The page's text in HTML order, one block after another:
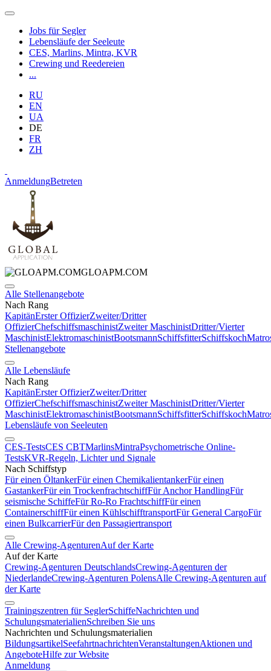
Jobs für Segler
Lebensläufe der Seeleute
CES, Marlins, Mintra, KVR
Crewing und Reedereien
...
RU
EN
UA
DE
FR
ZH
AnmeldungBetreten
GLOAPM.COM
Alle Stellenangebote
Nach Rang
KapitänErster OffizierZweiter/Dritter
OffizierChefschiffsmaschinistZweiter MaschinistDritter/Vierter
MaschinistElektromaschinistBootsmannSchiffsfitterSchiffskoch
Stellenangebote
Alle Lebensläufe
Nach Rang
KapitänErster OffizierZweiter/Dritter
OffizierChefschiffsmaschinistZweiter MaschinistDritter/Vierter
MaschinistElektromaschinistBootsmannSchiffsfitterSchiffskoch
Lebensläufe von Seeleuten
CES-TestsCES CBTMarlinsMintraPsychometrische Online-
TestsKVR-Regeln, Lichter und Signale
Nach Schiffstyp
Für einen ÖltankerFür einen ChemikalientankerFür einen
GastankerFür ein TrockenfrachtschiffFür Anchor HandlingFür
seismische SchiffeFür Ro-Ro FrachtschiffFür einen
ContainerschiffFür einen KühlschifftransportFür General CargoFür
einen BulkcarrierFür den Passagiertransport
Alle Crewing-AgenturenAuf der Karte
Auf der Karte
Crewing-Agenturen DeutschlandsCrewing-Agenturen der
NiederlandeCrewing-Agenturen PolensAlle Crewing-Agenturen auf
der Karte
Trainingszentren für SeglerSchiffeNachrichten und
SchulungsmaterialienSchreiben Sie uns
Nachrichten und Schulungsmaterialien
BildungsartikelSeefahrtnachrichtenVeranstaltungenAktionen und
AngeboteHilfe zur Website
Anmeldung